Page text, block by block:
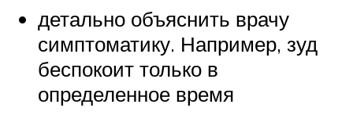
детально объяснить врачу
симптоматику. Например, зуд
беспокоит только в
определенное время